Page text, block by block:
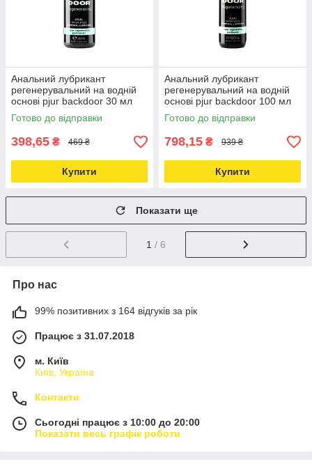
Анальний лубрикант
регенерувальний на водній
основі pjur backdoor 30 мл
Love&Life -online-multimarket-
Готово до відправки
398,65 ₴ 469 ₴
Купити
Анальний лубрикант
регенерувальний на водній
основі pjur backdoor 100 мл
Love&Life -online-multimarket-
Готово до відправки
798,15 ₴ 939 ₴
Купити
Показати ще
1 / 6
Про нас
99% позитивних з 164 відгуків за рік
Працює з 31.07.2018
м. Київ
Київ, Україна
Контакти
Сьогодні працює з 10:00 до 20:00
Показати весь графік роботи